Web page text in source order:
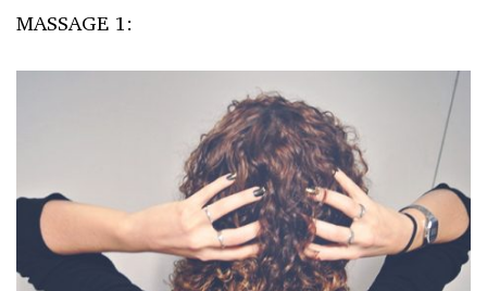
MASSAGE 1: